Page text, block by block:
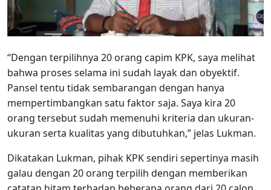
“Dengan terpilihnya 20 orang capim KPK, saya melihat
bahwa proses selama ini sudah layak dan obyektif.
Pansel tentu tidak sembarangan dengan hanya
mempertimbangkan satu faktor saja. Saya kira 20
orang tersebut sudah memenuhi kriteria dan ukuran-
ukuran serta kualitas yang dibutuhkan,” jelas Lukman.
Dikatakan Lukman, pihak KPK sendiri sepertinya masih
galau dengan 20 orang terpilih dengan memberikan